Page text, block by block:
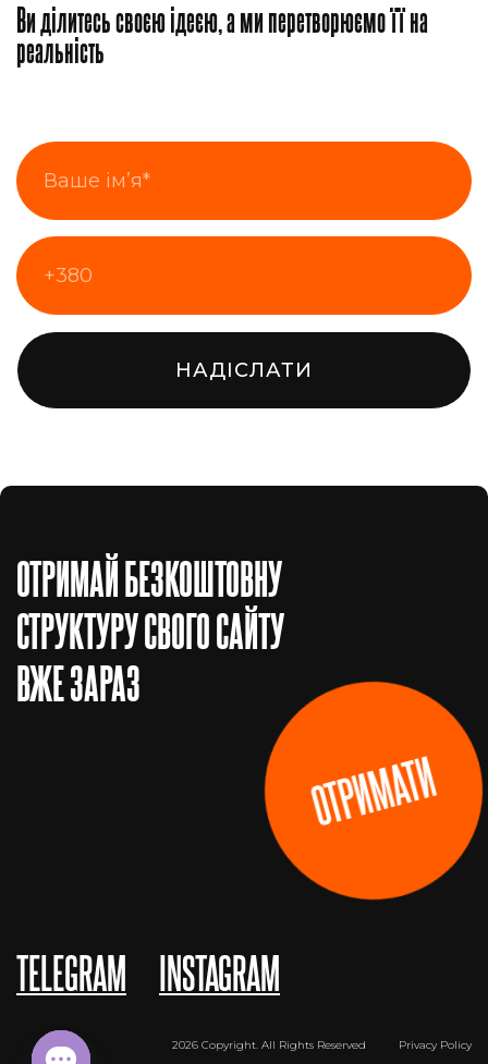
Ви ділитесь своєю ідеєю, а ми перетворюємо її на
реальність
НАДІСЛАТИ
ОТРИМАЙ БЕЗКОШТОВНУ
СТРУКТУРУ СВОГО САЙТУ
ВЖЕ ЗАРАЗ
ОТРИМАТИ
TELEGRAM INSTAGRAM
2026 Copyright. All Rights Reserved Privacy Policy